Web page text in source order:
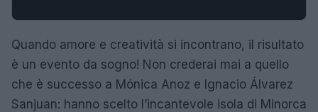
Quando amore e creatività si incontrano, il risultato
è un evento da sogno! Non crederai mai a quello
che è successo a Mónica Anoz e Ignacio Álvarez
Sanjuan: hanno scelto l’incantevole isola di Minorca